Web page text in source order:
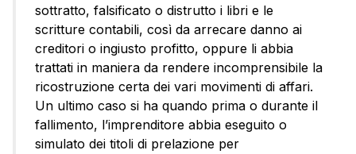
sottratto, falsificato o distrutto i libri e le
scritture contabili, così da arrecare danno ai
creditori o ingiusto profitto, oppure li abbia
trattati in maniera da rendere incomprensibile la
ricostruzione certa dei vari movimenti di affari.
Un ultimo caso si ha quando prima o durante il
fallimento, l’imprenditore abbia eseguito o
simulato dei titoli di prelazione per